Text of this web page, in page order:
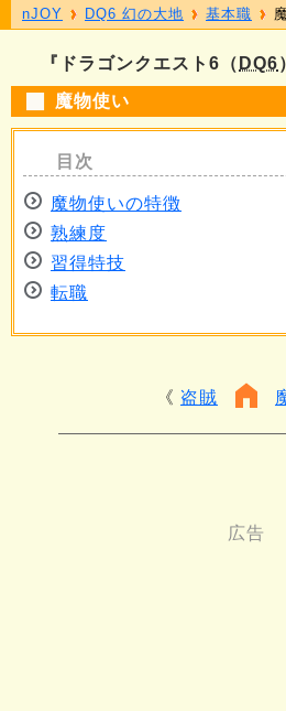
『ドラゴンクエスト6（ DQ6
魔物使い
魔物使いの特徴
熟練度
習得特技
転職
盗賊
nJOY DQ6 幻の大地 基本職